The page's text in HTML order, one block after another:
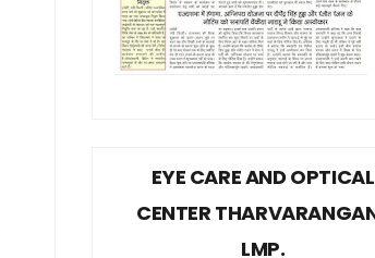
EYE CARE AND OPTICAL
CENTER
LMP.